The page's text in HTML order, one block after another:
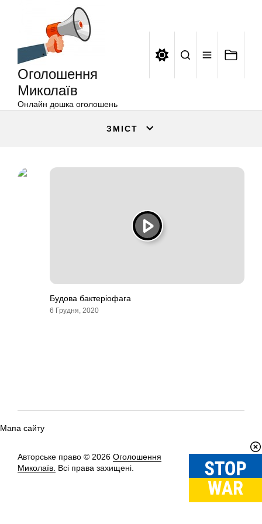
Оголошення
Миколаїв
Онлайн дошка оголошень
ЗМІСТ
Будова бактеріофага
6 Грудня, 2020
Мапа сайту
Авторське право © 2026 Оголошення
Миколаїв. Всі права захищені.
Вгору↑